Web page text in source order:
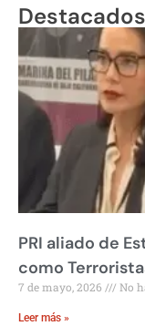
Destacados
PRI aliado de
como
7 de mayo, 2026 No
Leer más »